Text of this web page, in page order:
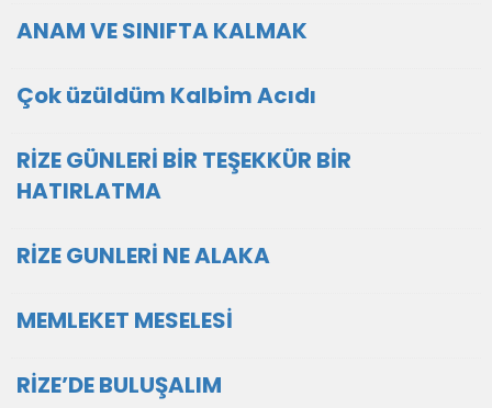
ANAM VE SINIFTA KALMAK
Çok üzüldüm Kalbim Acıdı
RİZE GÜNLERİ BİR TEŞEKKÜR BİR
HATIRLATMA
RİZE GUNLERİ NE ALAKA
MEMLEKET MESELESİ
RİZE’DE BULUŞALIM